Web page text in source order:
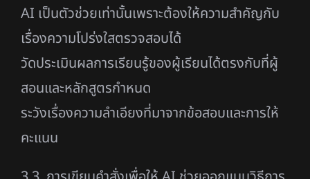
AI เป็นตัวช่วยเท่านั้นเพราะต้องให้ความสำคัญกับ
เรื่องความโปร่งใสตรวจสอบได้
วัดประเมินผลการเรียนรู้ของผู้เรียนได้ตรงกับที่ผู้
สอนและหลักสูตรกำหนด
ระวังเรื่องความลำเอียงที่มาจากข้อสอบและการให้
คะแนน